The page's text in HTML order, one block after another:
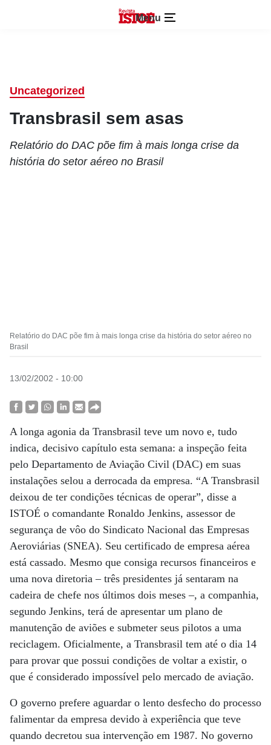
Menu
Uncategorized
Transbrasil sem asas
Relatório do DAC põe fim à mais longa crise da
história do setor aéreo no Brasil
Relatório do DAC põe fim à mais longa crise da história do setor aéreo no
Brasil
13/02/2002 - 10:00
A longa agonia da Transbrasil teve um novo e, tudo
indica, decisivo capítulo esta semana: a inspeção feita
pelo Departamento de Aviação Civil (DAC) em suas
instalações selou a derrocada da empresa. “A Transbrasil
deixou de ter condições técnicas de operar”, disse a
ISTOÉ o comandante Ronaldo Jenkins, assessor de
segurança de vôo do Sindicato Nacional das Empresas
Aeroviárias (SNEA). Seu certificado de empresa aérea
está cassado. Mesmo que consiga recursos financeiros e
uma nova diretoria – três presidentes já sentaram na
cadeira de chefe nos últimos dois meses –, a companhia,
segundo Jenkins, terá de apresentar um plano de
manutenção de aviões e submeter seus pilotos a uma
reciclagem. Oficialmente, a Transbrasil tem até o dia 14
para provar que possui condições de voltar a existir, o
que é considerado impossível pelo mercado de aviação.
O governo prefere aguardar o lento desfecho do processo
falimentar da empresa devido à experiência que teve
quando decretou sua intervenção em 1987. No governo